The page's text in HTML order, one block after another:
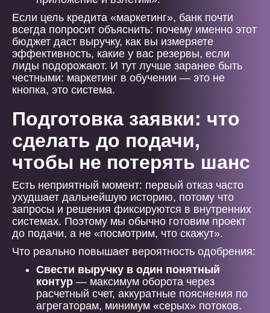
Если цель кредита «маркетинг», банк почти
всегда попросит объяснить: почему именно этот
бюджет даст выручку, как вы измеряете
эффективность, какие у вас резервы, если
лиды подорожают. И тут лучше заранее быть
честными: маркетинг в обучении — это не
кнопка, это система.
Подготовка заявки: что
сделать до подачи,
чтобы не потерять шанс
Есть неприятный момент: первый отказ часто
ухудшает дальнейшую историю, потому что
запросы и решения фиксируются в внутренних
системах. Поэтому мы обычно готовим проект
до подачи, а не «посмотрим, что скажут».
Что реально повышает вероятность одобрения:
Свести выручку в один понятный
контур — максимум оборота через
расчетный счет, аккуратные пояснения по
агрегаторам, минимум «серых» потоков.